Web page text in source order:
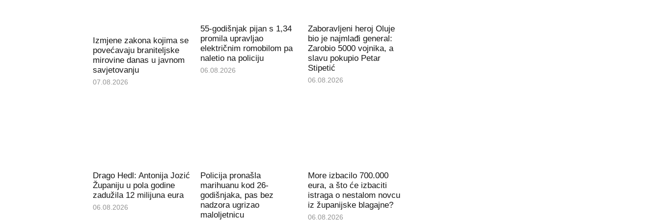
Izmjene zakona kojima se
povećavaju braniteljske
mirovine danas u javnom
savjetovanju
07.08.2026
55-godišnjak pijan s 1,34
promila upravljao
električnim romobilom pa
naletio na policiju
06.08.2026
Zaboravljeni heroj Oluje
bio je najmlađi general:
Zarobio 5000 vojnika, a
slavu pokupio Petar
Stipetić
06.08.2026
Drago Hedl: Antonija Jozić
Županiju u pola godine
zadužila 12 milijuna eura
06.08.2026
Policija pronašla
marihuanu kod 26-
godišnjaka, pas bez
nadzora ugrizao
maloljetnicu
More izbacilo 700.000
eura, a što će izbaciti
istraga o nestalom novcu
iz županijske blagajne?
06.08.2026